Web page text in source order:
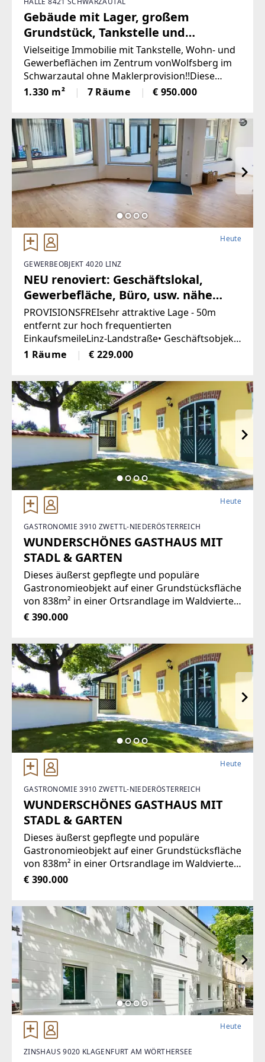
Gebäude mit Lager, großem
Grundstück, Tankstelle und
Wohnung in bester Lage
(Provisionsfrei)
Vielseitige Immobilie mit Tankstelle, Wohn- und
Gewerbeflächen im Zentrum vonWolfsberg im
Schwarzautal ohne Maklerprovision!!Diese
gepflegte und äußerst vielseitige Liegenschaft
im Herzen von Wolfsberg imSchwarzautal
1.330 m² 7 Räume € 950.000
Heute
GEWERBEOBJEKT 4020 LINZ
NEU renoviert: Geschäftslokal,
Gewerbefläche, Büro, usw. nähe
Landstrasse-Linz (Provisionsfrei)
PROVISIONSFREIsehr attraktive Lage - 50m
entfernt zur hoch frequentierten
EinkaufsmeileLinz-Landstraße• Geschäftsobjekt
wurde entkernt und generalsaniert• Klimatisiert
(Klimaanlage)• neue Böden, neue Heizkörper•
1 Räume € 229.000
Heute
GASTRONOMIE 3910 ZWETTL-NIEDERÖSTERREICH
WUNDERSCHÖNES GASTHAUS MIT
STADL & GARTEN
Dieses äußerst gepflegte und populäre
Gastronomieobjekt auf einer Grundstücksfläche
von 838m² in einer Ortsrandlage im Waldviertel
bietet eine Vielzahl von Nutzungsmöglichkeiten
€ 390.000
Heute
GASTRONOMIE 3910 ZWETTL-NIEDERÖSTERREICH
WUNDERSCHÖNES GASTHAUS MIT
STADL & GARTEN
Dieses äußerst gepflegte und populäre
Gastronomieobjekt auf einer Grundstücksfläche
von 838m² in einer Ortsrandlage im Waldviertel
bietet eine Vielzahl von Nutzungsmöglichkeiten
€ 390.000
Heute
ZINSHAUS 9020 KLAGENFURT AM WÖRTHERSEE